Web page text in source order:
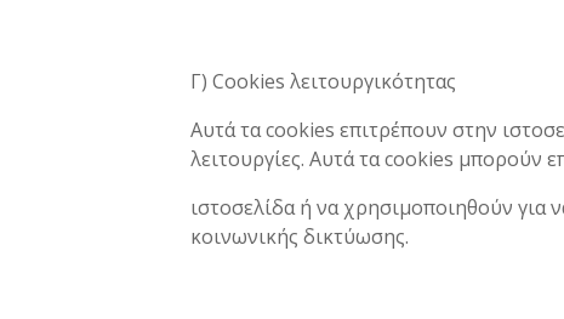
Γ) Cookies λειτουργικότητας
Αυτά τα cookies επιτρέπουν στην
λειτουργίες. Αυτά τα cookies μπορούν
ιστοσελίδα ή να χρησιμοποιηθούν
κοινωνικής δικτύωσης.